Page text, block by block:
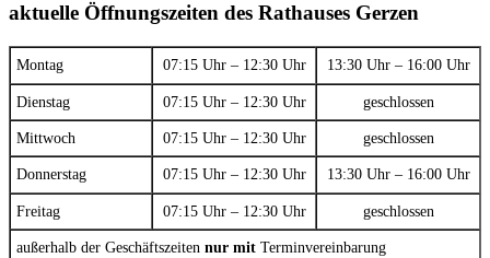
aktuelle Öffnungszeiten des Rathauses Gerzen
Montag 07:15 Uhr – 12:30 Uhr 13:30 Uhr – 16:00 Uhr
Dienstag 07:15 Uhr – 12:30 Uhr geschlossen
Mittwoch 07:15 Uhr – 12:30 Uhr geschlossen
Donnerstag 07:15 Uhr – 12:30 Uhr 13:30 Uhr – 16:00 Uhr
Freitag 07:15 Uhr – 12:30 Uhr geschlossen
außerhalb der Geschäftszeiten nur mit Terminvereinbarung